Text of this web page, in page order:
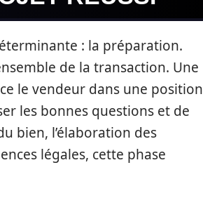
: la préparation.
de la transaction. Une
le vendeur dans une position
les bonnes questions et de
bien, l’élaboration des
légales, cette phase